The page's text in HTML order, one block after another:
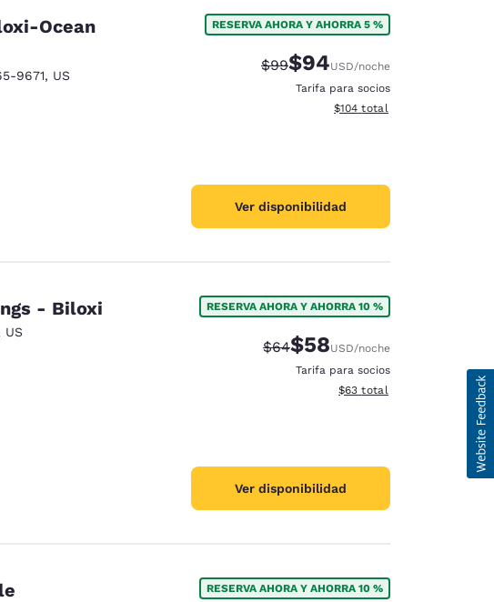
Ocean
9671, US
RESERVA AHORA Y AHORRA 5 %
Precio tachado:
$99Precio con descuento:
$94USD/noche
Tarifa para socios
Ver detalles del total
$104 total
Ver disponibilidad
- Biloxi
US
RESERVA AHORA Y AHORRA 10 %
Precio tachado:
$64Precio con descuento:
$58USD/noche
Tarifa para socios
Ver detalles del total
$63 total
Ver disponibilidad
RESERVA AHORA Y AHORRA 10 %